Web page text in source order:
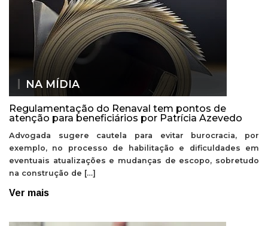
NA MÍDIA
Regulamentação do Renaval tem pontos de
atenção para beneficiários por Patrícia Azevedo
Advogada sugere cautela para evitar burocracia, por
exemplo, no processo de habilitação e dificuldades em
eventuais atualizações e mudanças de escopo, sobretudo
na construção de […]
Ver mais